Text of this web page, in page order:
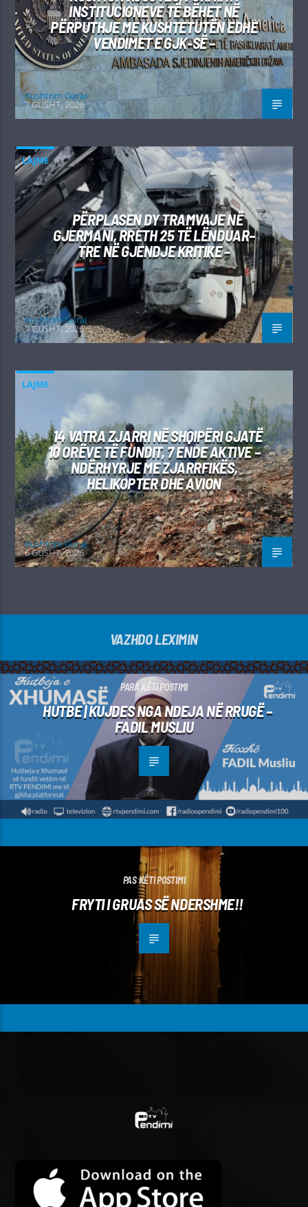
INSTITUCIONEVE TË BËHET NË
PËRPUTHJE ME KUSHTETUTËN EDHE
VENDIMET E GJK-SË –
Kushtrim Guraj
7 GUSHT, 2026
LAJME
PËRPLASEN DY TRAMVAJE NË
GJERMANI, RRETH 25 TË LËNDUAR–
TRE NË GJENDJE KRITIKE –
Kushtrim Guraj
7 GUSHT, 2026
LAJME
14 VATRA ZJARRI NË SHQIPËRI GJATË
10 ORËVE TË FUNDIT, 7 ENDE AKTIVE –
NDËRHYRJE ME ZJARRFIKËS,
HELIKOPTER DHE AVION
Kushtrim Guraj
6 GUSHT, 2026
VAZHDO LEXIMIN
PARA KËTI POSTIMI
HUTBE | KUJDES NGA NDEJA NË RRUGË –
FADIL MUSLIU
PAS KËTI POSTIMI
FRYTI I GRUAS SË NDERSHME!!